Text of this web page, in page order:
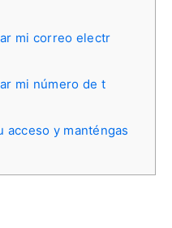
mi correo electr
mi número de t
acceso y manténgas